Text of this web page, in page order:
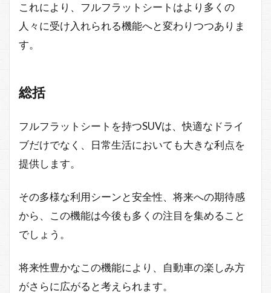
これにより、フルフラットシートはより多くの
人々に受け入れられる機能へと変わりつつありま
す。
総括
フルフラットシートを持つSUVは、快適なドライ
ブだけでなく、日常生活においても大きな利点を
提供します。
その多様な利用シーンと安全性、将来への期待感
から、この機能は今後も多くの注目を集めること
でしょう。
将来性豊かなこの機能により、自動車の楽しみ方
がさらに広がると考えられます。